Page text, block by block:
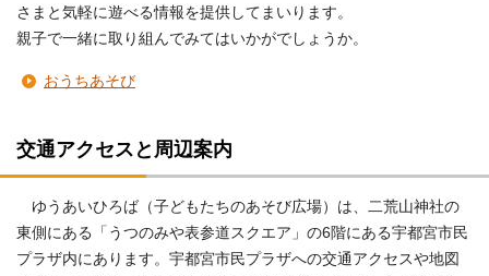
さまと気軽に遊べる情報を提供してまいります。
親子で一緒に取り組んでみてはいかがでしょうか。
おうちあそび
交通アクセスと周辺案内
ゆうあいひろば（子どもたちのあそび広場）は、二荒山神社の
東側にある「うつのみや表参道スクエア」の6階にある宇都宮市民
プラザ内にあります。宇都宮市民プラザへの交通アクセスや地図